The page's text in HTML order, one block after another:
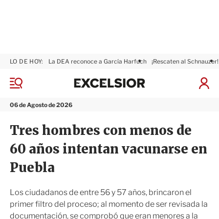
M
n
06 de Agosto de 2026
LO DE HOY: La DEA reconoce a García Harfuch ¡Rescaten al Schnauzer!
I
S
x
i
r
Tres hombres con menos de
60 años intentan vacunarse en
Puebla
Los ciudadanos de entre 56 y 57 años, brincaron el
primer filtro del proceso; al momento de ser revisada la
documentación, se comprobó que eran menores a la